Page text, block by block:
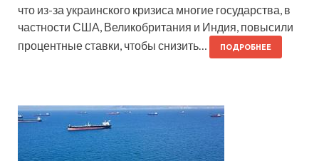
что из-за украинского кризиса многие государства, в
частности США, Великобритания и Индия, повысили
процентные ставки, чтобы снизить…
ПОДРОБНЕЕ